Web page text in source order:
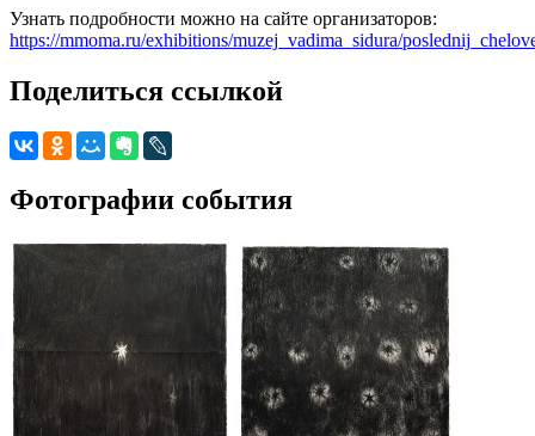
Узнать подробности можно на сайте организаторов:
https://mmoma.ru/exhibitions/muzej_vadima_sidura/
Поделиться ссылкой
Фотографии события